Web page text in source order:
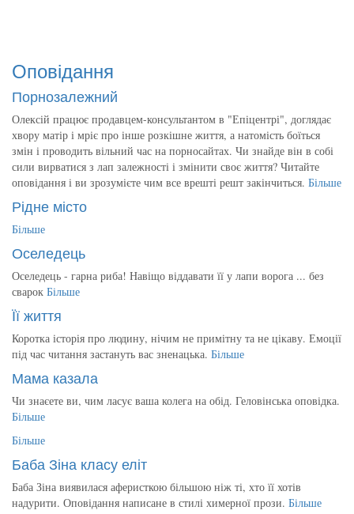
Оповідання
Порнозалежний
Олексій працює продавцем-консультантом в "Епіцентрі", доглядає
хвору матір і мріє про інше розкішне життя, а натомість боїться
змін і проводить вільний час на порносайтах. Чи знайде він в собі
сили вирватися з лап залежності і змінити своє життя? Читайте
оповідання і ви зрозумієте чим все врешті решт закінчиться. Більше
Рідне місто
Більше
Оселедець
Оселедець - гарна риба! Навіщо віддавати її у лапи ворога ... без
сварок Більше
Її життя
Коротка історія про людину, нічим не примітну та не цікаву. Емоції
під час читання застануть вас зненацька. Більше
Мама казала
Чи знаєете ви, чим ласує ваша колега на обід. Геловінська оповідка.
Більше
Більше
Баба Зіна класу еліт
Баба Зіна виявилася аферисткою більшою ніж ті, хто її хотів
надурити. Оповідання написане в стилі химерної прози. Більше